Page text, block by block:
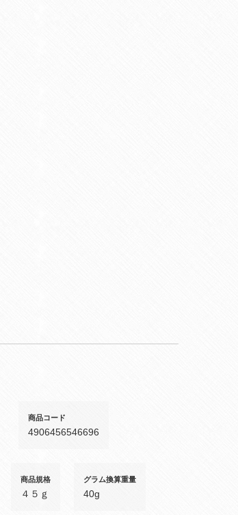
商品コード
4906456546696
商品規格
４５ｇ
グラム換算重量
40g